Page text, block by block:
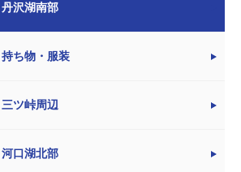
丹沢湖南部
持ち物・服装
三ツ峠周辺
河口湖北部